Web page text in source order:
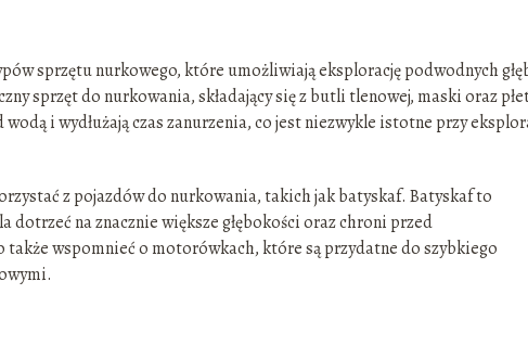
sprzętu nurkowego, które umożliwiają eksplorację podwodnych
sprzęt do nurkowania, składający się z butli tlenowej, maski oraz
i wydłużają czas zanurzenia, co jest niezwykle istotne przy
z pojazdów do nurkowania, takich jak batyskaf. Batyskaf to
na znacznie większe głębokości oraz chroni przed
wspomnieć o motorówkach, które są przydatne do szybkiego